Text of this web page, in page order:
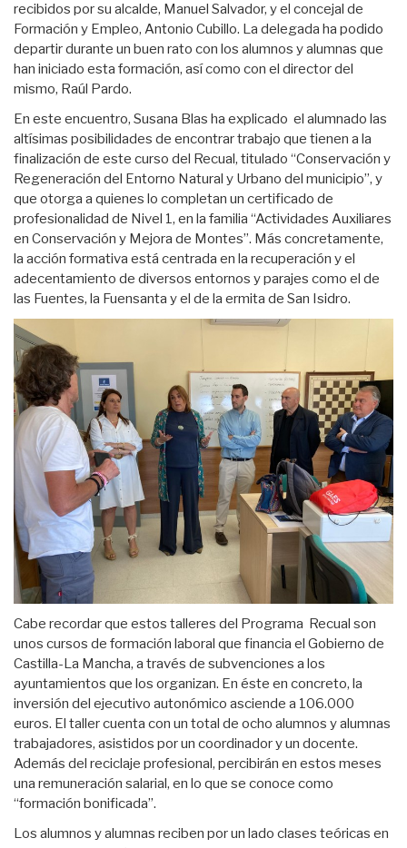
recibidos por su alcalde, Manuel Salvador, y el concejal de
Formación y Empleo, Antonio Cubillo. La delegada ha podido
departir durante un buen rato con los alumnos y alumnas que
han iniciado esta formación, así como con el director del
mismo, Raúl Pardo.
En este encuentro, Susana Blas ha explicado el alumnado las
altísimas posibilidades de encontrar trabajo que tienen a la
finalización de este curso del Recual, titulado “Conservación y
Regeneración del Entorno Natural y Urbano del municipio”, y
que otorga a quienes lo completan un certificado de
profesionalidad de Nivel 1, en la familia “Actividades Auxiliares
en Conservación y Mejora de Montes”. Más concretamente,
la acción formativa está centrada en la recuperación y el
adecentamiento de diversos entornos y parajes como el de
las Fuentes, la Fuensanta y el de la ermita de San Isidro.
Cabe recordar que estos talleres del Programa Recual son
unos cursos de formación laboral que financia el Gobierno de
Castilla-La Mancha, a través de subvenciones a los
ayuntamientos que los organizan. En éste en concreto, la
inversión del ejecutivo autonómico asciende a 106.000
euros. El taller cuenta con un total de ocho alumnos y alumnas
trabajadores, asistidos por un coordinador y un docente.
Además del reciclaje profesional, percibirán en estos meses
una remuneración salarial, en lo que se conoce como
“formación bonificada”.
Los alumnos y alumnas reciben por un lado clases teóricas en